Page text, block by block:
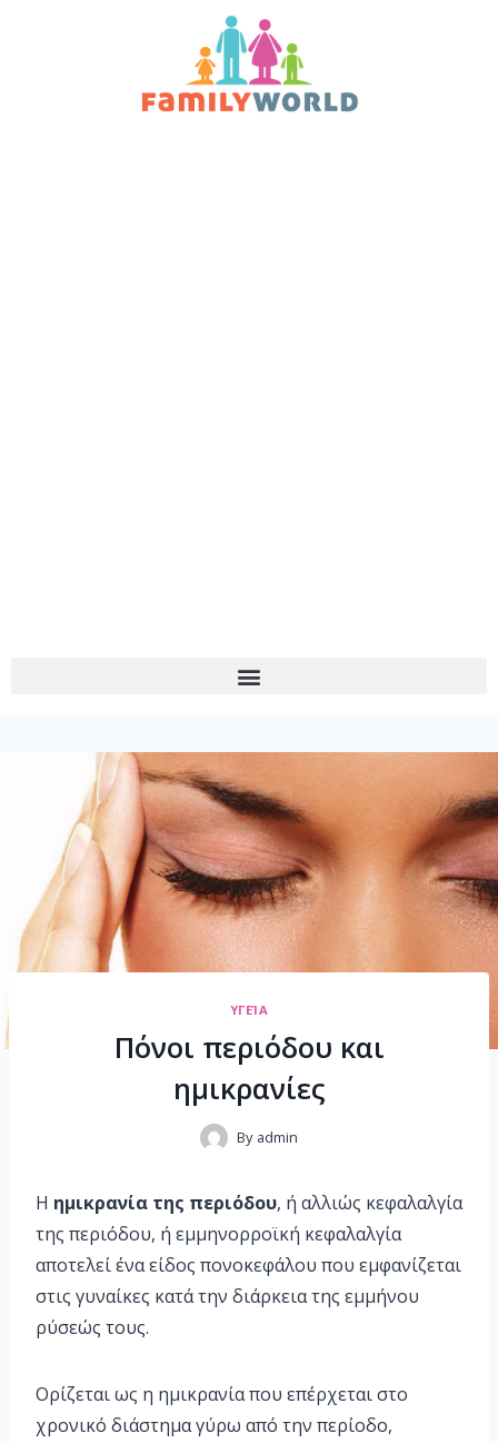
ΥΓΕΊΑ
Πόνοι περιόδου και
ημικρανίες
By admin
Η ημικρανία της περιόδου, ή αλλιώς κεφαλαλγία
της περιόδου, ή εμμηνορροϊκή κεφαλαλγία
αποτελεί ένα είδος πονοκεφάλου που εμφανίζεται
στις γυναίκες κατά την διάρκεια της εμμήνου
ρύσεώς τους.
Ορίζεται ως η ημικρανία που επέρχεται στο
χρονικό διάστημα γύρω από την περίοδο,